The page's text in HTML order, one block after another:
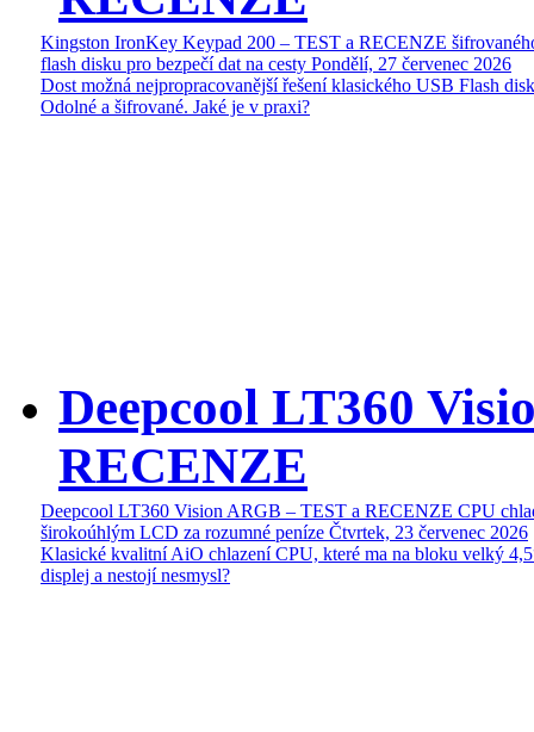
Kingston IronKey Keypad 200 – TEST a RECENZE
flash disku pro bezpečí dat na cesty Pondělí, 27 červenec 2026
Dost možná nejpropracovanější řešení klasického USB Flash
Odolné a šifrované. Jaké je v praxi?
Deepcool LT360
RECENZE
Deepcool LT360 Vision ARGB – TEST a RECENZE CPU
širokoúhlým LCD za rozumné peníze Čtvrtek, 23 červenec 2026
Klasické kvalitní AiO chlazení CPU, které ma na bloku velký
displej a nestojí nesmysl?